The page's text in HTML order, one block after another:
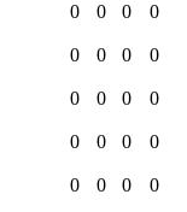
0 0 0 0
0 0 0 0
0 0 0 0
0 0 0 0
0 0 0 0